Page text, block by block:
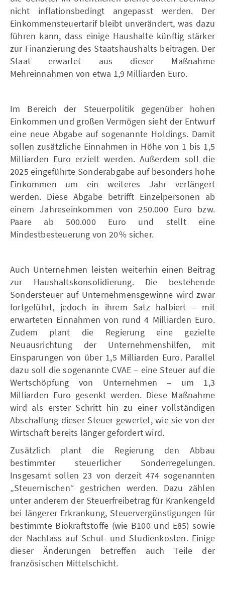
nicht inflationsbedingt angepasst werden. Der
Einkommensteuertarif bleibt unverändert, was dazu
führen kann, dass einige Haushalte künftig stärker
zur Finanzierung des Staatshaushalts beitragen. Der
Staat erwartet aus dieser Maßnahme
Mehreinnahmen von etwa 1,9 Milliarden Euro.
Im Bereich der Steuerpolitik gegenüber hohen
Einkommen und großen Vermögen sieht der Entwurf
eine neue Abgabe auf sogenannte Holdings. Damit
sollen zusätzliche Einnahmen in Höhe von 1 bis 1,5
Milliarden Euro erzielt werden. Außerdem soll die
2025 eingeführte Sonderabgabe auf besonders hohe
Einkommen um ein weiteres Jahr verlängert
werden. Diese Abgabe betrifft Einzelpersonen ab
einem Jahreseinkommen von 250.000 Euro bzw.
Paare ab 500.000 Euro und stellt eine
Mindestbesteuerung von 20 % sicher.
Auch Unternehmen leisten weiterhin einen Beitrag
zur Haushaltskonsolidierung. Die bestehende
Sondersteuer auf Unternehmensgewinne wird zwar
fortgeführt, jedoch in ihrem Satz halbiert – mit
erwarteten Einnahmen von rund 4 Milliarden Euro.
Zudem plant die Regierung eine gezielte
Neuausrichtung der Unternehmenshilfen, mit
Einsparungen von über 1,5 Milliarden Euro. Parallel
dazu soll die sogenannte CVAE – eine Steuer auf die
Wertschöpfung von Unternehmen – um 1,3
Milliarden Euro gesenkt werden. Diese Maßnahme
wird als erster Schritt hin zu einer vollständigen
Abschaffung dieser Steuer gewertet, wie sie von der
Wirtschaft bereits länger gefordert wird.
Zusätzlich plant die Regierung den Abbau
bestimmter steuerlicher Sonderregelungen.
Insgesamt sollen 23 von derzeit 474 sogenannten
„Steuernischen“ gestrichen werden. Dazu zählen
unter anderem der Steuerfreibetrag für Krankengeld
bei längerer Erkrankung, Steuervergünstigungen für
bestimmte Biokraftstoffe (wie B100 und E85) sowie
der Nachlass auf Schul- und Studienkosten. Einige
dieser Änderungen betreffen auch Teile der
französischen Mittelschicht.